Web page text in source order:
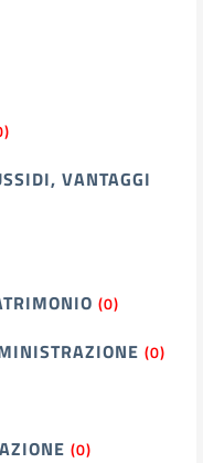
VANTAGGI
(0)
(0)
(0)